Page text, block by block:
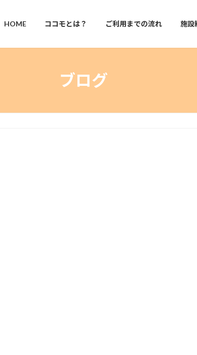
HOME ココモとは？ ご利用までの流れ 施設
ブログ